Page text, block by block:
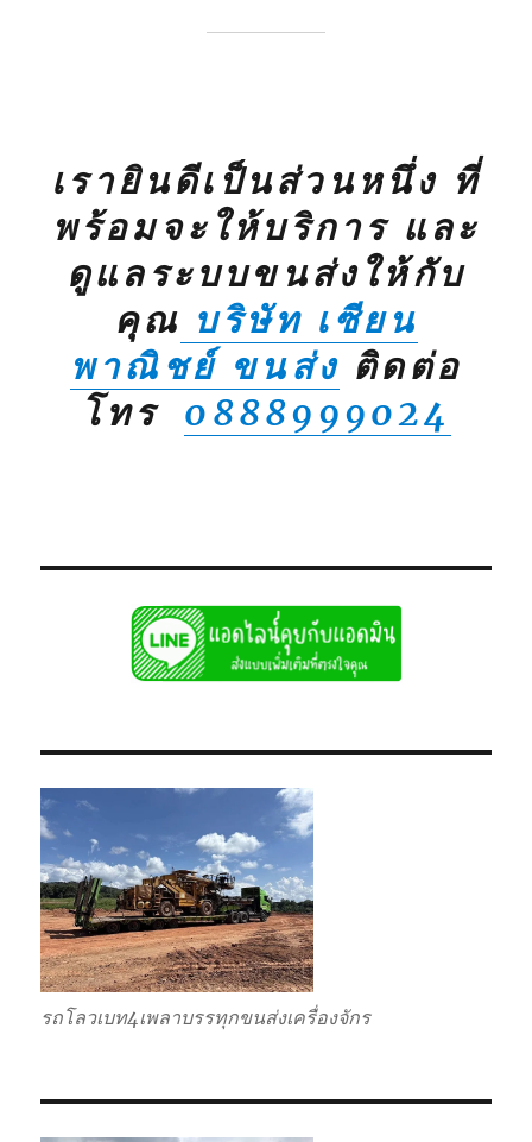
เรายินดีเป็นส่วนหนึ่ง ที่
พร้อมจะให้บริการ และ
ดูแลระบบขนส่งให้กับ
คุณ บริษัท เซียน
พาณิชย์ ขนส่ง ติดต่อ
โทร 0888999024
รถโลวเบท4เพลาบรรทุกขนส่งเครื่องจักร